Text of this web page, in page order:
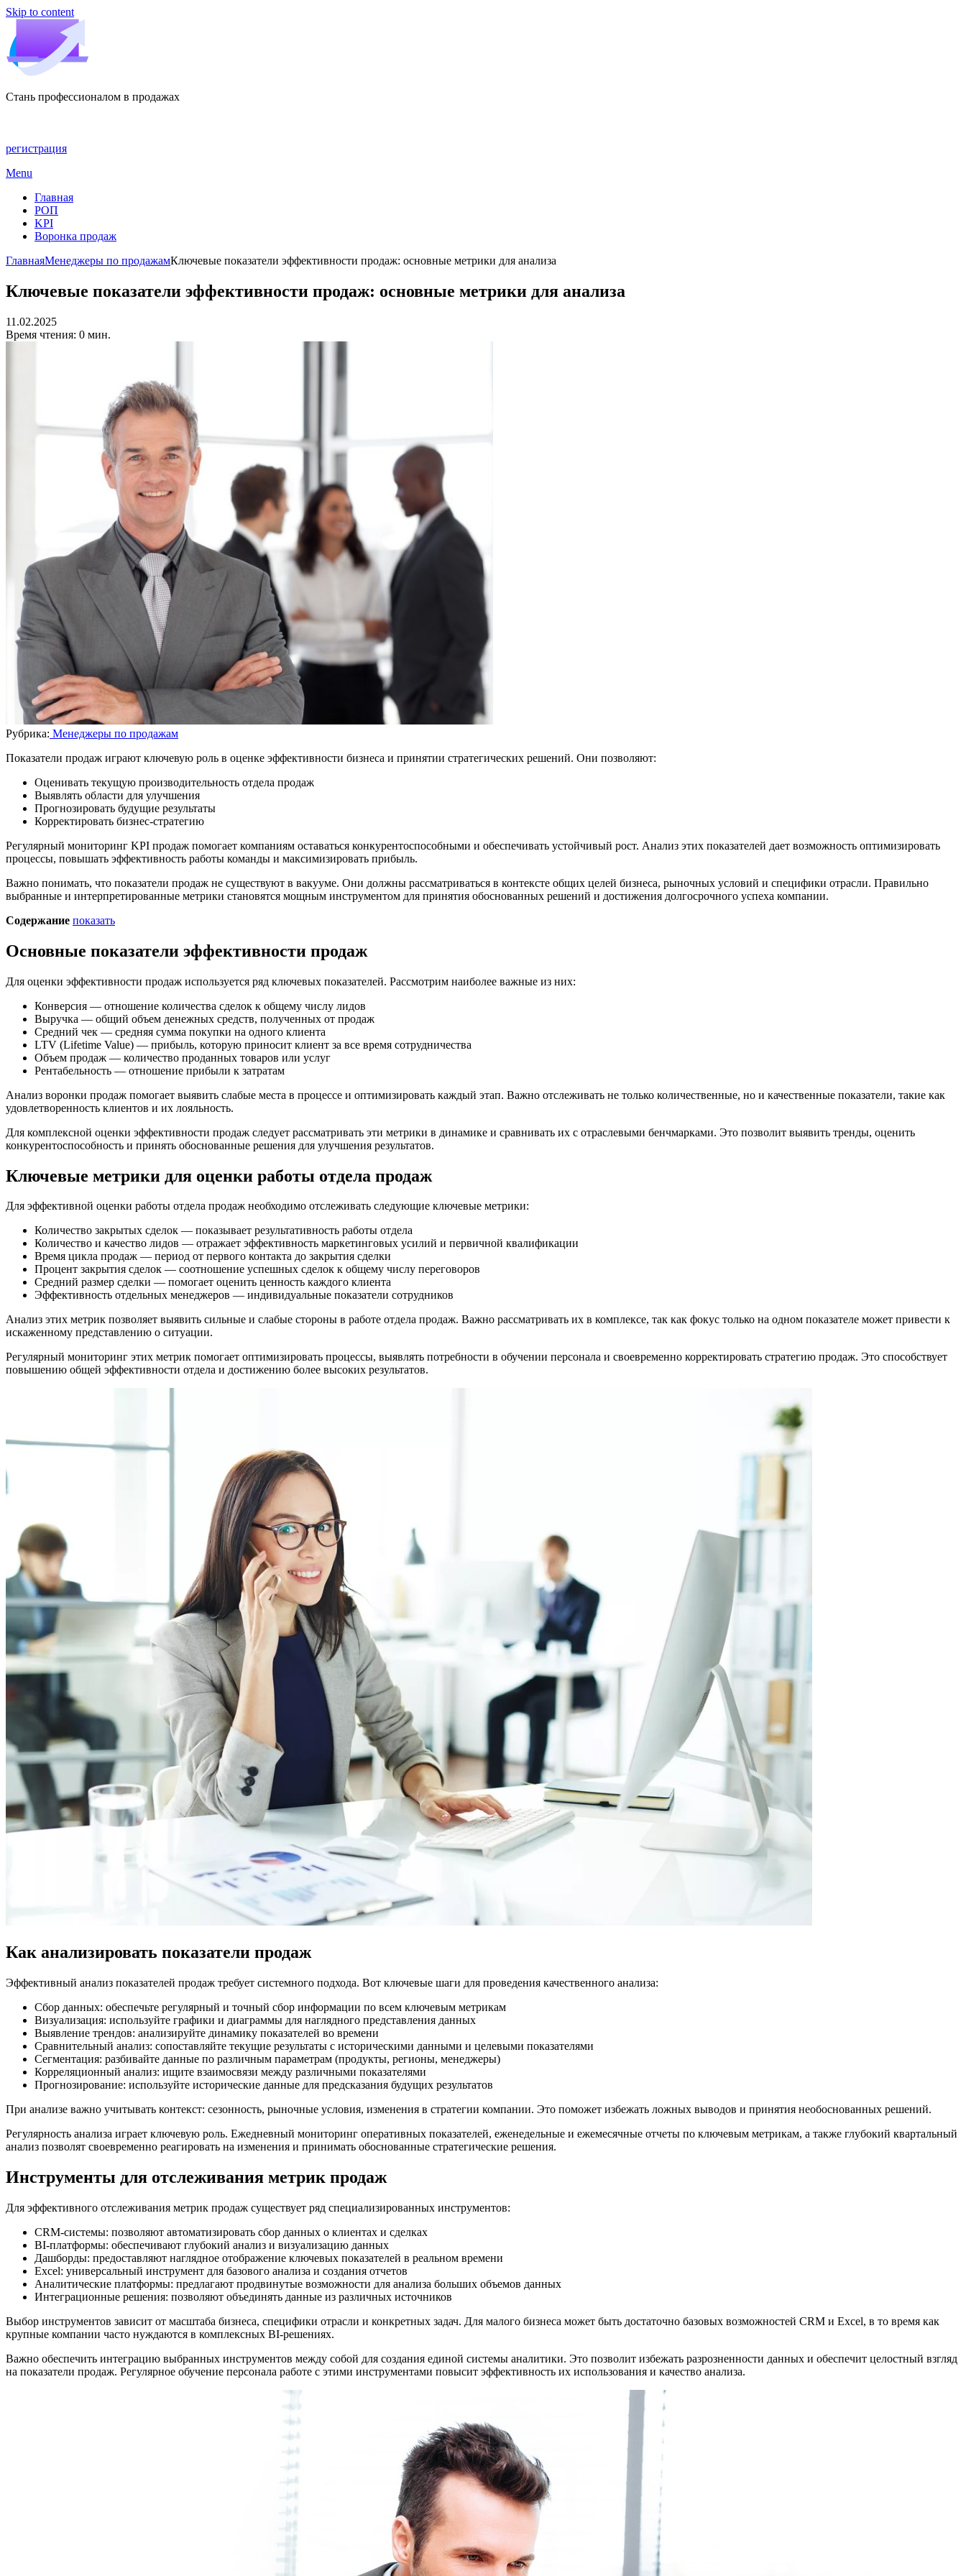
Skip to content
Стань профессионалом в продажах
регистрация
Menu
Главная
РОП
KPI
Воронка продаж
ГлавнаяМенеджеры по продажамКлючевые показатели эффективности продаж: основные метрики для анализа
Ключевые показатели эффективности продаж: основные метрики для анализа
11.02.2025
Время чтения: 0 мин.
Рубрика: Менеджеры по продажам
Показатели продаж играют ключевую роль в оценке эффективности бизнеса и принятии стратегических решений. Они позволяют:
Оценивать текущую производительность отдела продаж
Выявлять области для улучшения
Прогнозировать будущие результаты
Корректировать бизнес-стратегию
Регулярный мониторинг KPI продаж помогает компаниям оставаться конкурентоспособными и обеспечивать устойчивый рост. Анализ этих показателей дает возможность оптимизировать
процессы, повышать эффективность работы команды и максимизировать прибыль.
Важно понимать, что показатели продаж не существуют в вакууме. Они должны рассматриваться в контексте общих целей бизнеса, рыночных условий и специфики отрасли. Правильно
выбранные и интерпретированные метрики становятся мощным инструментом для принятия обоснованных решений и достижения долгосрочного успеха компании.
Содержание показать
Основные показатели эффективности продаж
Для оценки эффективности продаж используется ряд ключевых показателей. Рассмотрим наиболее важные из них:
Конверсия — отношение количества сделок к общему числу лидов
Выручка — общий объем денежных средств, полученных от продаж
Средний чек — средняя сумма покупки на одного клиента
LTV (Lifetime Value) — прибыль, которую приносит клиент за все время сотрудничества
Объем продаж — количество проданных товаров или услуг
Рентабельность — отношение прибыли к затратам
Анализ воронки продаж помогает выявить слабые места в процессе и оптимизировать каждый этап. Важно отслеживать не только количественные, но и качественные показатели, такие как
удовлетворенность клиентов и их лояльность.
Для комплексной оценки эффективности продаж следует рассматривать эти метрики в динамике и сравнивать их с отраслевыми бенчмарками. Это позволит выявить тренды, оценить
конкурентоспособность и принять обоснованные решения для улучшения результатов.
Ключевые метрики для оценки работы отдела продаж
Для эффективной оценки работы отдела продаж необходимо отслеживать следующие ключевые метрики:
Количество закрытых сделок — показывает результативность работы отдела
Количество и качество лидов — отражает эффективность маркетинговых усилий и первичной квалификации
Время цикла продаж — период от первого контакта до закрытия сделки
Процент закрытия сделок — соотношение успешных сделок к общему числу переговоров
Средний размер сделки — помогает оценить ценность каждого клиента
Эффективность отдельных менеджеров — индивидуальные показатели сотрудников
Анализ этих метрик позволяет выявить сильные и слабые стороны в работе отдела продаж. Важно рассматривать их в комплексе, так как фокус только на одном показателе может привести к
искаженному представлению о ситуации.
Регулярный мониторинг этих метрик помогает оптимизировать процессы, выявлять потребности в обучении персонала и своевременно корректировать стратегию продаж. Это способствует
повышению общей эффективности отдела и достижению более высоких результатов.
Как анализировать показатели продаж
Эффективный анализ показателей продаж требует системного подхода. Вот ключевые шаги для проведения качественного анализа:
Сбор данных: обеспечьте регулярный и точный сбор информации по всем ключевым метрикам
Визуализация: используйте графики и диаграммы для наглядного представления данных
Выявление трендов: анализируйте динамику показателей во времени
Сравнительный анализ: сопоставляйте текущие результаты с историческими данными и целевыми показателями
Сегментация: разбивайте данные по различным параметрам (продукты, регионы, менеджеры)
Корреляционный анализ: ищите взаимосвязи между различными показателями
Прогнозирование: используйте исторические данные для предсказания будущих результатов
При анализе важно учитывать контекст: сезонность, рыночные условия, изменения в стратегии компании. Это поможет избежать ложных выводов и принятия необоснованных решений.
Регулярность анализа играет ключевую роль. Ежедневный мониторинг оперативных показателей, еженедельные и ежемесячные отчеты по ключевым метрикам, а также глубокий квартальный
анализ позволят своевременно реагировать на изменения и принимать обоснованные стратегические решения.
Инструменты для отслеживания метрик продаж
Для эффективного отслеживания метрик продаж существует ряд специализированных инструментов:
CRM-системы: позволяют автоматизировать сбор данных о клиентах и сделках
BI-платформы: обеспечивают глубокий анализ и визуализацию данных
Дашборды: предоставляют наглядное отображение ключевых показателей в реальном времени
Excel: универсальный инструмент для базового анализа и создания отчетов
Аналитические платформы: предлагают продвинутые возможности для анализа больших объемов данных
Интеграционные решения: позволяют объединять данные из различных источников
Выбор инструментов зависит от масштаба бизнеса, специфики отрасли и конкретных задач. Для малого бизнеса может быть достаточно базовых возможностей CRM и Excel, в то время как
крупные компании часто нуждаются в комплексных BI-решениях.
Важно обеспечить интеграцию выбранных инструментов между собой для создания единой системы аналитики. Это позволит избежать разрозненности данных и обеспечит целостный взгляд
на показатели продаж. Регулярное обучение персонала работе с этими инструментами повысит эффективность их использования и качество анализа.